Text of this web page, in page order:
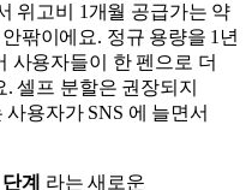
위고비 1개월 공급가는 약
팎이에요. 정규 용량을 1년
사용자들이 한 펜으로 더
셀프 분할은 권장되지
용자가 SNS 에 늘면서
계 라는 새로운